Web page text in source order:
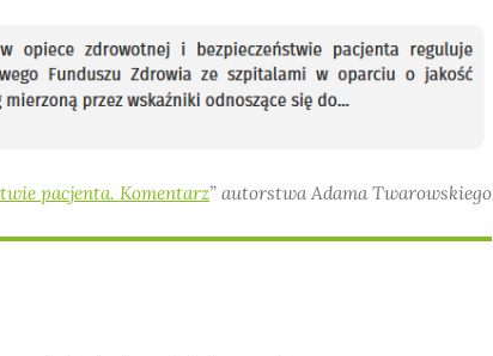
pacjenta. Komentarz” autorstwa Adama Twarowskiego